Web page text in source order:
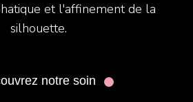
et l'affinement de la
silhouette.
notre soin